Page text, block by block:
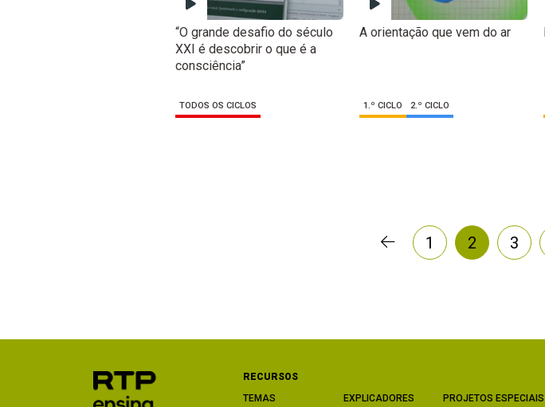
“O grande desafio do século
XXI é descobrir o que é a
consciência”
TODOS OS CICLOS
A orientação que vem do ar
1.º CICLO 2.º CICLO
1 2 3
RECURSOS
TEMAS
EXPLICADORES PROJETOS ESPECIAIS